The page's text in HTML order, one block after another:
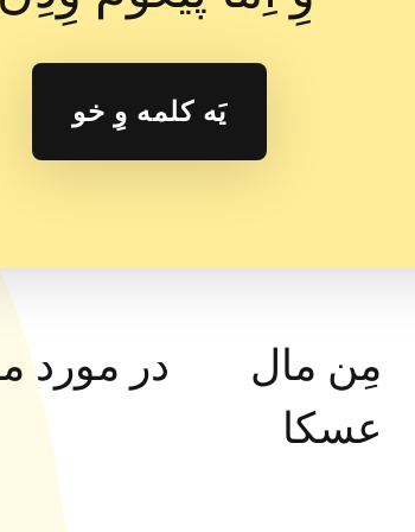
یَه کلمه وِ خو
مِن مال در مورد
عسکا